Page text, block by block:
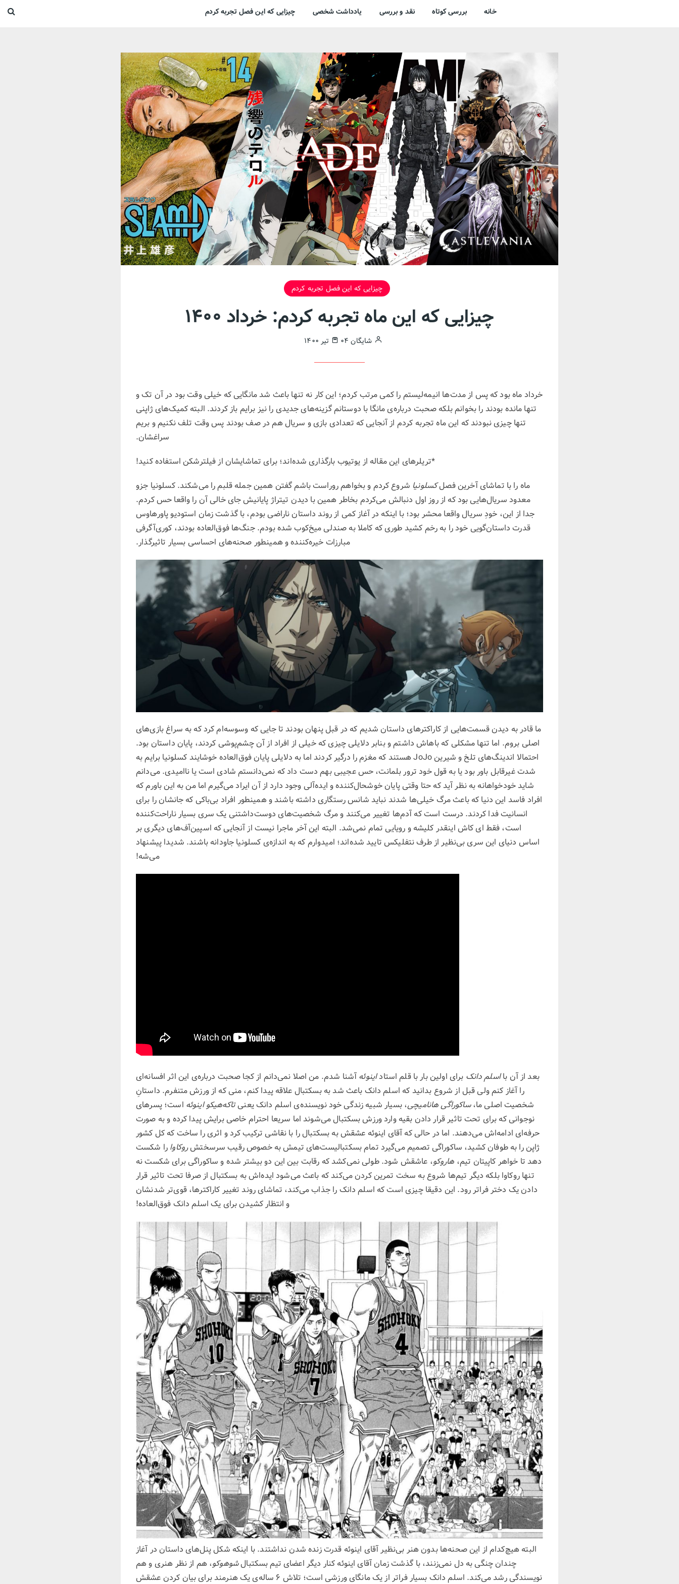
خانه بررسی کوتاه نقد و بررسی یادداشت شخصی چیزایی که این فصل تجربه کردم
چیزایی که این فصل تجربه کردم
چیزایی که این ماه تجربه کردم: خرداد ۱۴۰۰
شایگان ۰۴ تیر ۱۴۰۰
خرداد ماه بود که پس از مدت‌ها انیمه‌لیستم را کمی مرتب کردم؛ این کار نه تنها باعث شد مانگایی که خیلی وقت بود در آن تک و
تنها مانده بودند را بخوانم بلکه صحبت درباره‌ی مانگا با دوستانم گزینه‌های جدیدی را نیز برایم باز کردند. البته کمیک‌های ژاپنی
تنها چیزی نبودند که این ماه تجربه کردم از آنجایی که تعدادی بازی و سریال هم در صف بودند پس وقت تلف نکنیم و بریم
سراغشان.
*تریلرهای این مقاله از یوتیوب بارگذاری شده‌اند؛ برای تماشایشان از فیلترشکن استفاده کنید!
ماه را با تماشای آخرین فصلکسلونیا شروع کردم و بخواهم روراست باشم گفتن همین جمله قلبم را می‌شکند. کسلونیا جزو
معدود سریال‌هایی بود که از روز اول دنبالش می‌کردم بخاطر همین با دیدن تیتراژ پایانیش جای خالی آن را واقعا حس کردم.
جدا از این، خودِ سریال واقعا محشر بود؛ با اینکه در آغاز کمی از روند داستان ناراضی بودم، با گذشت زمان استودیو پاورهاوس
قدرت داستان‌گویی خود را به رخم کشید طوری که کاملا به صندلی میخ‌کوب شده بودم. جنگ‌ها فوق‌العاده بودند، کوری‌آگرفی
مبارزات خیره‌کننده و همینطور صحنه‌های احساسی بسیار تاثیرگذار.
ما قادر به دیدن قسمت‌هایی از کاراکترهای داستان شدیم که در قبل پنهان بودند تا جایی که وسوسه‌‌ام کرد که به سراغ بازی‌های
اصلی بروم. اما تنها مشکلی که باهاش داشتم و بنابر دلایلی چیزی که خیلی از افراد از آن چشم‌پوشی کردند، پایان داستان بود.
احتمالا اندینگ‌های تلخ و شیرین JoJo هستند که مغزم را درگیر کردند اما به دلایلی پایان فوق‌العاده خوشایند کسلونیا برایم به
شدت غیرقابل باور بود یا به قول خود ترور بلمانت، حس عجیبی بهم دست داد که نمی‌دانستم شادی است یا ناامیدی. می‌دانم
شاید خودخواهانه به نظر آید که حتا وقتی پایان خوشحال‌کننده و ایده‌آلی وجود دارد از آن ایراد می‌گیرم اما من به این باورم که
افراد فاسد این دنیا که باعث مرگ خیلی‌ها شدند نباید شانس رستگاری داشته باشند و همینطور افراد بی‌باکی که جانشان را برای
انسانیت فدا کردند. درست است که آدم‌ها تغییر می‌کنند و مرگ شخصیت‌های دوست‌داشتنی یک سری بسیار ناراحت‌کننده
است، فقط ای کاش اینقدر کلیشه و رویایی تمام نمی‌شد. البته این آخر ماجرا نیست از آنجایی که اسپین‌آف‌های دیگری بر
اساس دنیای این سری بی‌نظیر از طرف نتفلیکس تایید شده‌اند؛ امیدوارم که به اندازه‌ی کسلونیا جاودانه باشند. شدیدا پیشنهاد
می‌شه!
بعد از آن بااسلم دانک برای اولین بار با قلم استاداینوئه آشنا شدم. من اصلا نمی‌دانم از کجا صحبت درباره‌ی این اثر افسانه‌ای
را آغاز کنم ولی قبل از شروع بدانید که اسلم دانک باعث شد به بسکتبال علاقه پیدا کنم، منی که از ورزش متنفرم. داستانِ
شخصیت اصلی ما،ساکوراگی هانامیچی، بسیار شبیه زندگی خود نویسنده‌ی اسلم دانک یعنیتاکه‌هیکو اینوئه است؛ پسرهای
نوجوانی که برای تحت تاثیر قرار دادن بقیه وارد ورزش بسکتبال می‌شوند اما سریعا احترام خاصی برایش پیدا کرده و به صورت
حرفه‌ای ادامه‌اش می‌دهند. اما در حالی که آقای اینوئه عشقش به بسکتبال را با نقاشی ترکیب کرد و اثری را ساخت که کل کشور
ژاپن را به طوفان کشید، ساکوراگی تصمیم می‌گیرد تمام بسکتبالیست‌های تیمش به خصوص رقیب سرسختشروکاوا را شکست
دهد تا خواهر کاپیتان تیم، هاروکو، عاشقش شود. طولی نمی‌کشد که رقابت بین این دو بیشتر شده و ساکوراگی برای شکست نه
تنها روکاوا بلکه دیگر تیم‌ها شروع به سخت تمرین کردن می‌کند که باعث می‌شود ایده‌اش به بسکتبال از صرفا تحت تاثیر قرار
دادن یک دختر فراتر رود. این دقیقا چیزی است که اسلم دانک را جذاب می‌کند، تماشای روند تغییر کاراکترها، قوی‌تر شدنشان
و انتظار کشیدن برای یک اسلم دانک فوق‌العاده!
البته هیچ‌کدام از این صحنه‌ها بدون هنر بی‌نظیر آقای اینوئه قدرت زنده شدن نداشتند. با اینکه شکل پنل‌های داستان در آغاز
چندان چنگی به دل نمی‌زنند، با گذشت زمان آقای اینوئه کنار دیگر اعضای تیم بسکتبالشوهوکو، هم از نظر هنری و هم
نویسندگی رشد می‌کند. اسلم دانک بسیار فراتر از یک مانگای ورزشی است؛ تلاش ۶ ساله‌ی یک هنرمند برای بیان کردن عشقش